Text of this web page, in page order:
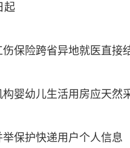
起
伤保险跨省异地就医直接
构婴幼儿生活用房应天然
举保护快递用户个人信息